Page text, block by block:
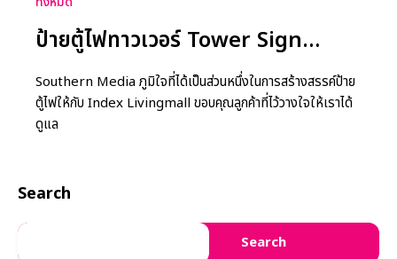
ป้ายตู้ไฟทาวเวอร์ Tower Sign
Index Livingmall
Southern Media ภูมิใจที่ได้เป็นส่วนหนึ่งในการสร้างสรรค์ป้าย
ตู้ไฟให้กับ Index Livingmall ขอบคุณลูกค้าที่ไว้วางใจให้เราได้
ดูแล
Search
Search